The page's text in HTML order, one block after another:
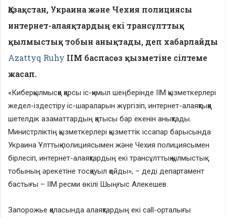
Қазақстан, Украина және Чехия полициясы
интернет-алаяқтардың екі трансұлттық
қылмыстық тобын анықтады, деп хабарлайды
Azattyq Ruhy ІІМ баспасөз қызметіне сілтеме
жасап.
«Киберқылмысқа қарсы іс-қимыл шеңберінде ІІМ қызметкерлері
жедел-іздестіру іс-шараларын жүргізіп, интернет-алаяқтыққа
шетелдік азаматтардың қатысы бар екенін анықтады.
Министрліктің қызметкерлері қызметтік іссапар барысында
Украина Ұлттық полициясымен және Чехия полициясымен
бірлесіп, интернет-алаяқтардың екі трансұлттық қылмыстық
тобының әрекетіне тосқауыл қойды», – деді департамент
бастығы – ІІМ ресми өкілі Шыңғыс Алекешев.
Запорожье қаласында алаяқтардың екі call-орталығы